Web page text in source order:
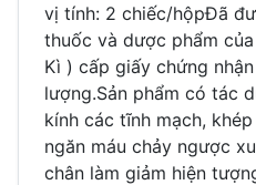
vị tính: 2 chiếc/hộpĐã
thuốc và dược phẩm
Kì ) cấp giấy chứng
lượng.Sản phẩm có tác
kính các tĩnh mạch,
ngăn máu chảy ngược
chân làm giảm hiện